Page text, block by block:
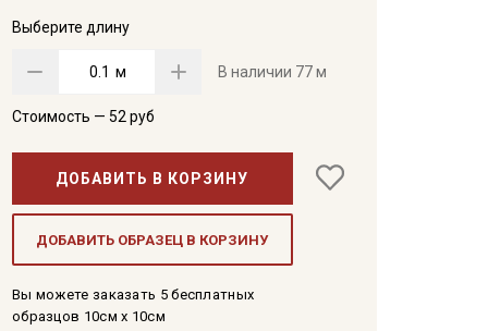
Выберите длину
м В наличии 77 м
Стоимость — 52 руб
ДОБАВИТЬ В КОРЗИНУ
ДОБАВИТЬ ОБРАЗЕЦ В КОРЗИНУ
Вы можете заказать 5 бесплатных
образцов 10см x 10см